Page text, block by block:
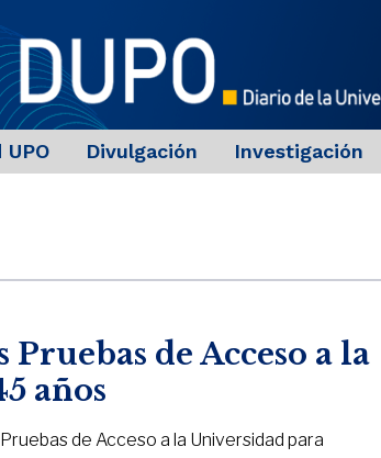
UPO Divulgación Investigación
de Acceso a la
años
de Acceso a la Universidad para